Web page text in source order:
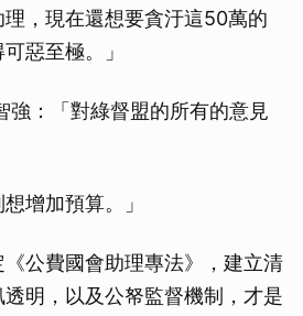
，現在還想要貪汙這50萬的
惡至極。」
強：「對綠督盟的所有的意見
增加預算。」
公費國會助理專法》，建立清
明，以及公帑監督機制，才是